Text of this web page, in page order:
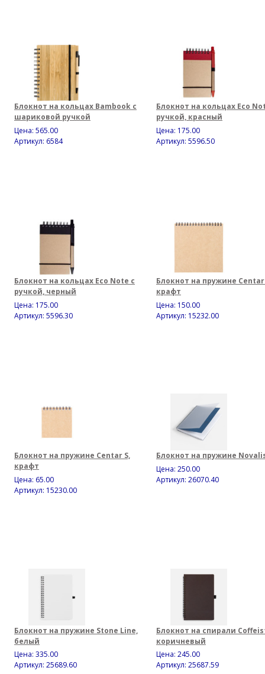
Блокнот на кольцах Bambook с
шариковой ручкой
Цена: 565.00
Артикул: 6584
Блокнот на кольцах Eco
ручкой, красный
Цена: 175.00
Артикул: 5596.50
Блокнот на кольцах Eco Note с
ручкой, черный
Цена: 175.00
Артикул: 5596.30
Блокнот на пружине Centar
крафт
Цена: 150.00
Артикул: 15232.00
Блокнот на пружине Centar S,
крафт
Цена: 65.00
Артикул: 15230.00
Блокнот на пружине
Цена: 250.00
Артикул: 26070.40
Блокнот на пружине Stone Line,
белый
Цена: 335.00
Артикул: 25689.60
Блокнот на спирали
коричневый
Цена: 245.00
Артикул: 25687.59